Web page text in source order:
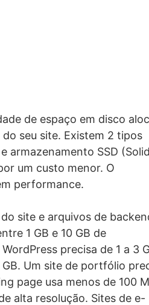
de espaço em disco
seu site. Existem 2 tipos
armazenamento SSD
um custo menor. O
performance.
site e arquivos de
1 GB e 10 GB de
precisa de 1 a 3
Um site de portfólio
page usa menos de 100
alta resolução. Sites de e-